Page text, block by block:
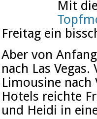
Mit
Freitag ein
Aber von
nach Las
Limousine
Hotels reichte
und Heidi in